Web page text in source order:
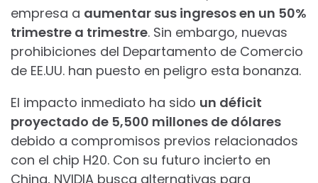
empresa a aumentar sus ingresos en un 50%
trimestre a trimestre. Sin embargo, nuevas
prohibiciones del Departamento de Comercio
de EE.UU. han puesto en peligro esta bonanza.
El impacto inmediato ha sido un déficit
proyectado de 5,500 millones de dólares
debido a compromisos previos relacionados
con el chip H20. Con su futuro incierto en
China, NVIDIA busca alternativas para